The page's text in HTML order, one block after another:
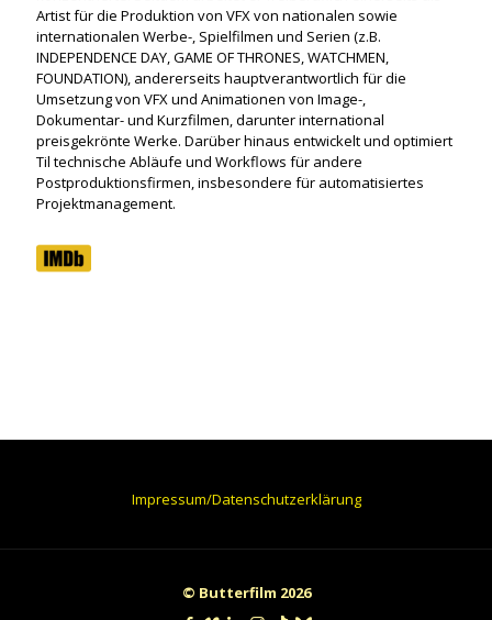
Artist für die Produktion von VFX von nationalen sowie
internationalen Werbe-, Spielfilmen und Serien (z.B.
INDEPENDENCE DAY, GAME OF THRONES, WATCHMEN,
FOUNDATION), andererseits hauptverantwortlich für die
Umsetzung von VFX und Animationen von Image-,
Dokumentar- und Kurzfilmen, darunter international
preisgekrönte Werke. Darüber hinaus entwickelt und optimiert
Til technische Abläufe und Workflows für andere
Postproduktionsfirmen, insbesondere für automatisiertes
Projektmanagement.
Impressum/Datenschutzerklärung
© Butterfilm 2026